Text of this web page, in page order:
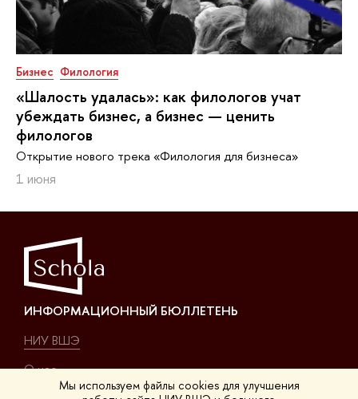
Мы используем файлы cookies для улучшения
Бизнес Филология
«Шалость удалась»: как филологов учат
убеждать бизнес, а бизнес — ценить
филологов
Открытие нового трека «Филология для бизнеса»
1 июня
ИНФОРМАЦИОННЫЙ БЮЛЛЕТЕНЬ
НИУ ВШЭ
О нас